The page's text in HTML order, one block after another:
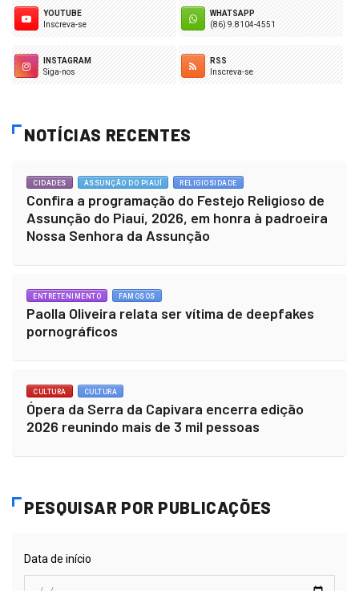
YOUTUBE
Inscreva-se
WHATSAPP
(86) 9.8104-4551
INSTAGRAM
Siga-nos
RSS
Inscreva-se
NOTÍCIAS RECENTES
CIDADES ASSUNÇÃO DO PIAUÍ RELIGIOSIDADE
Confira a programação do Festejo Religioso de
Assunção do Piauí, 2026, em honra à padroeira
Nossa Senhora da Assunção
ENTRETENIMENTO FAMOSOS
Paolla Oliveira relata ser vítima de deepfakes
pornográficos
CULTURA CULTURA
Ópera da Serra da Capivara encerra edição
2026 reunindo mais de 3 mil pessoas
PESQUISAR POR PUBLICAÇÕES
Data de início